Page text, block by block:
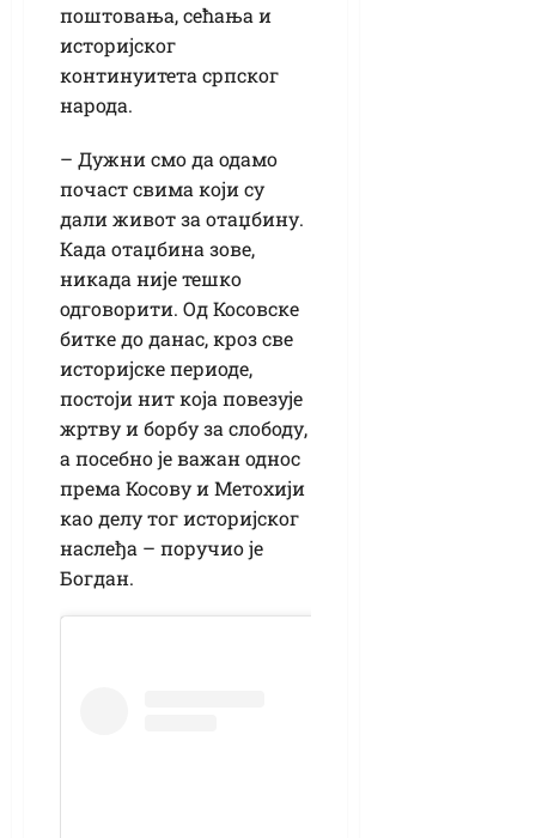
поштовања, сећања и
историјског
континуитета српског
народа.
– Дужни смо да одамо
почаст свима који су
дали живот за отаџбину.
Када отаџбина зове,
никада није тешко
одговорити. Од Косовске
битке до данас, кроз све
историјске периоде,
постоји нит која повезује
жртву и борбу за слободу,
а посебно је важан однос
према Косову и Метохији
као делу тог историјског
наслеђа – поручио је
Богдан.